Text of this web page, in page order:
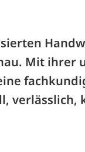
Mit ihrer
verlässlich,